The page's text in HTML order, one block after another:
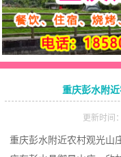
重庆彭水附
更新时间
重庆彭水附近农村观光山